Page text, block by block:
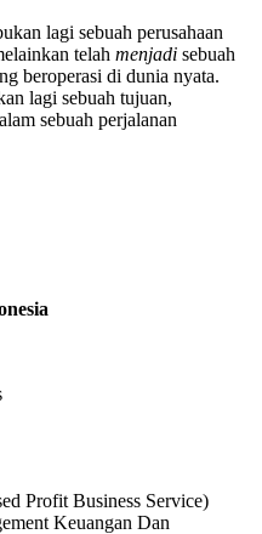
lagi sebuah perusahaan
telah menjadi sebuah
beroperasi di dunia nyata.
lagi sebuah tujuan,
sebuah perjalanan
Profit Business Service)
Keuangan Dan